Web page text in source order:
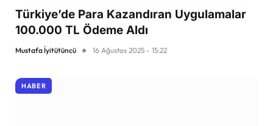
Türkiye’de Para Kazandıran Uygulamalar
100.000 TL Ödeme Aldı
Mustafa İyitütüncü 16 Ağustos 2025 - 15:22
HABER